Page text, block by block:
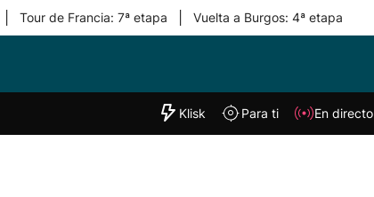
Tour de Francia: 7ª etapa Vuelta a Burgos: 4ª etapa
"Helmuga"
Klisk
Klisk Para ti En directo